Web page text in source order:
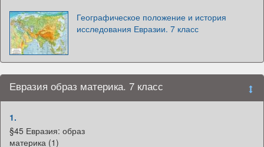
Географическое положение и история
исследования Евразии. 7 класс
Евразия образ материка. 7 класс
1.
§45 Евразия: образ
материка (1)